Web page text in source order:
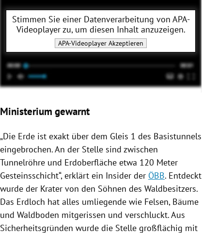
Stimmen Sie einer Datenverarbeitung von APA-
Videoplayerzu, um diesen Inhalt anzuzeigen.
APA-Videoplayer Akzeptieren
Ministerium gewarnt
„Die Erde ist exakt über dem Gleis 1 des Basistunnels
eingebrochen. An der Stelle sind zwischen
Tunnelröhre und Erdoberfläche etwa 120 Meter
Gesteinsschicht“, erklärt ein Insider der ÖBB. Entdeckt
wurde der Krater von den Söhnen des Waldbesitzers.
Das Erdloch hat alles umliegende wie Felsen, Bäume
und Waldboden mitgerissen und verschluckt. Aus
Sicherheitsgründen wurde die Stelle großflächig mit